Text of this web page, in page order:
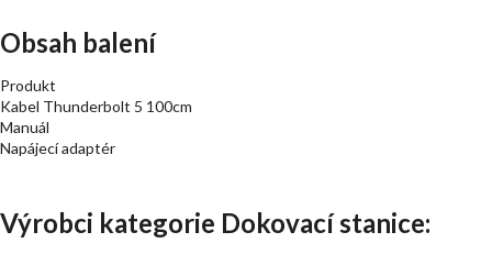
Obsah balení
Produkt
Kabel Thunderbolt 5 100cm
Manuál
Napájecí adaptér
Výrobci kategorie Dokovací stanice: